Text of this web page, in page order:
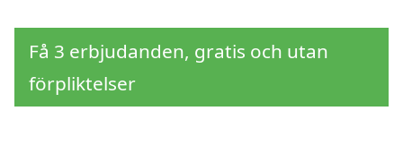
Få 3 erbjudanden, gratis och utan
förpliktelser